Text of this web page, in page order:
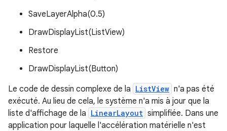
SaveLayerAlpha(0.5)
DrawDisplayList(ListView)
Restore
DrawDisplayList(Button)
Le code de dessin complexe de la ListView n'a pas été
exécuté. Au lieu de cela, le système n'a mis à jour que la
liste d'affichage de la LinearLayout simplifiée. Dans une
application pour laquelle l'accélération matérielle n'est